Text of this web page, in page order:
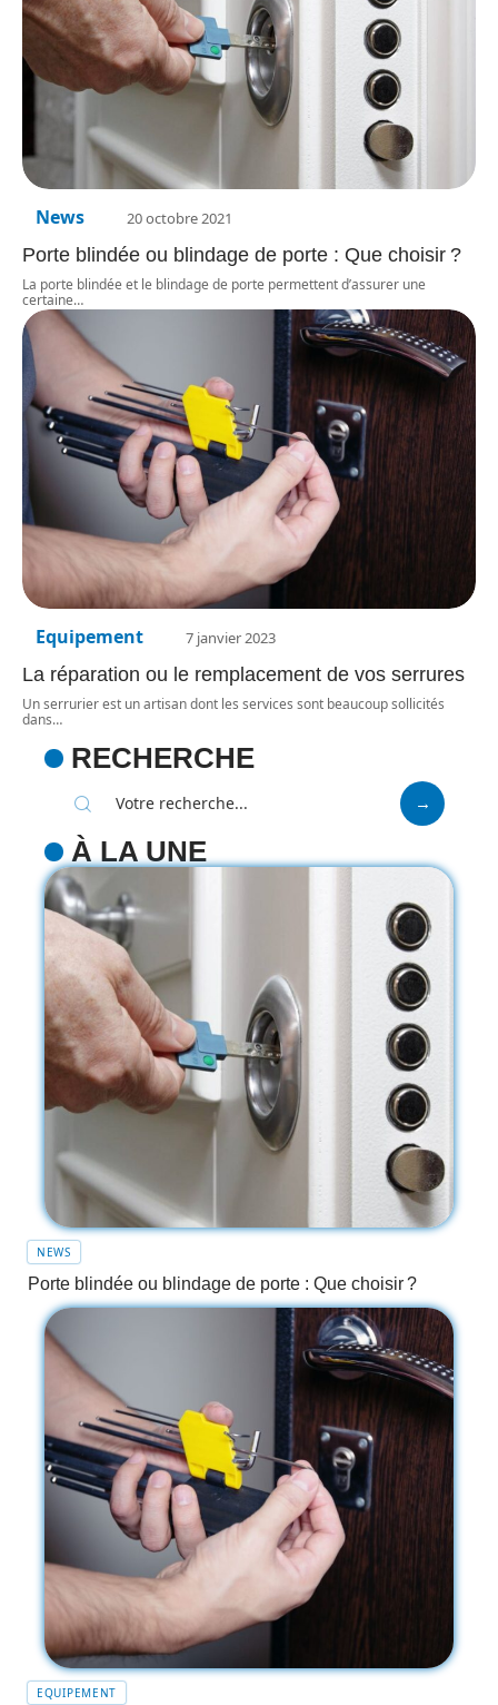
News 20 octobre 2021
Porte blindée ou blindage de porte : Que choisir ?
La porte blindée et le blindage de porte permettent d’assurer une
certaine…
Equipement 7 janvier 2023
La réparation ou le remplacement de vos serrures
Un serrurier est un artisan dont les services sont beaucoup sollicités
dans…
RECHERCHE
À LA UNE
NEWS
Porte blindée ou blindage de porte : Que choisir ?
EQUIPEMENT